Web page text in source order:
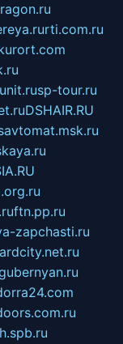
rti.com.ru
sp-tour.ru
DSHAIR.RU
ftn.pp.ru
zapchasti.ru